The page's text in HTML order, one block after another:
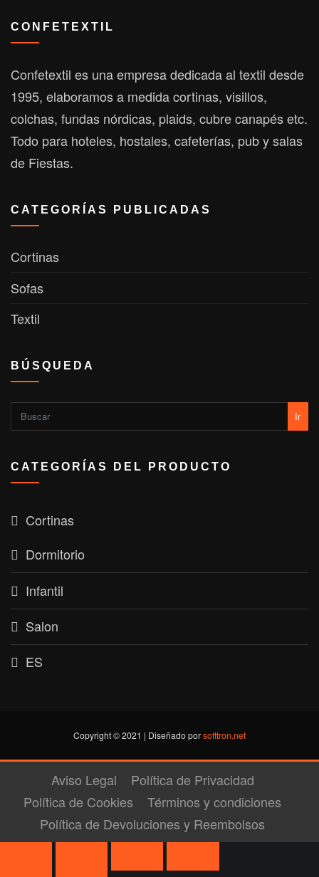
CONFETEXTIL
Confetextil es una empresa dedicada al textil desde
1995, elaboramos a medida cortinas, visillos,
colchas, fundas nórdicas, plaids, cubre canapés etc.
Todo para hoteles, hostales, cafeterías, pub y salas
de Fiestas.
CATEGORÍAS PUBLICADAS
Cortinas
Sofas
Textil
BÚSQUEDA
Ir
CATEGORÍAS DEL PRODUCTO
Cortinas
Dormitorio
Infantil
Salon
ES
Copyright © 2021 | Diseñado porsofttron.net
Aviso Legal
Política de Privacidad
Política de Cookies
Términos y condiciones
Política de Devoluciones y Reembolsos